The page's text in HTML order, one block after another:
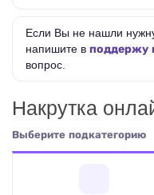
Если Вы не нашли
напишите в поддержу
вопрос.
Накрутка
Выберите подкатегорию